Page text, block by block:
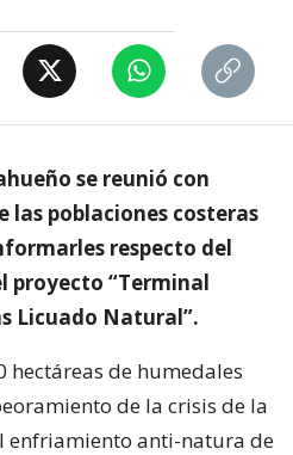
se reunió con
las poblaciones costeras
respecto del
proyecto “Terminal
Licuado Natural”.
hectáreas de humedales
de la crisis de la
enfriamiento anti-natura de